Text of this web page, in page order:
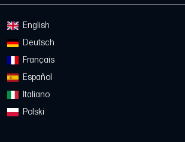
English
Deutsch
Français
Español
Italiano
Polski